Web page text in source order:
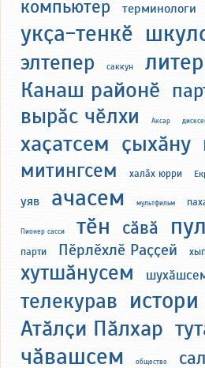
компьютер терминологи
укҫа-тенкӗ
элтепер саккун
Канаш районӗ
вырӑс чӗлхи Аксар
хаҫатсем ҫыхӑну
митингсем халӑх юрри
уяв ачасем мультфильм
Пионер сасси тӗн сӑвӑ
парти Пӗрлӗхлӗ Раҫҫей
хутшӑнусем
телекурав истори
Атӑлҫи Пӑлхар
чӑвашсем общество